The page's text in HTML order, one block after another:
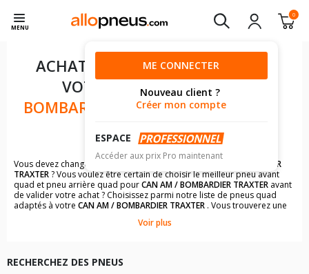
MENU
0
ME CONNECTER
Nouveau client ?
Créer mon compte
ESPACE
Accéder aux prix Pro maintenant
ACHAT DE PNEUS POUR
VOTRECAN AM /
BOMBARDIER TRAXTER 500
Vous devez changer les pneus quad de votre
CAN AM / BOMBARDIER
TRAXTER? Vous voulez être certain de choisir le meilleur pneu avant
quad et pneu arrière quad pourCAN AM / BOMBARDIER TRAXTER avant
de valider votre achat ? Choisissez parmi notre liste de pneus quad
adaptés à votre CAN AM / BOMBARDIER TRAXTER . Vous trouverez une
quad ou du pneu arrière quad de votreCAN AM / BOMBARDIER
Il n'est pas toujours évident de s'y retrouver dans le choix des
pneumatiques. Grâce à notre listing de pneus quad pour les
Voir plus
RECHERCHEZ DES PNEUS